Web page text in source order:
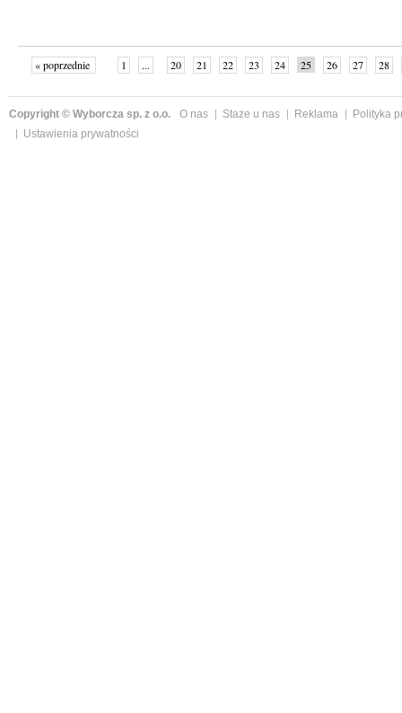
« poprzednie 1 ... 20 21 22 23 24 25 26 27
28
Copyright © Wyborcza sp. z o.o. O nas Staże u nas Reklama
Polityka
Ustawienia prywatności